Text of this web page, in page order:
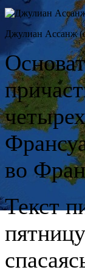
Джулиан Ассанж
во
Текст